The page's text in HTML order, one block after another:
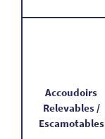
Accoudoirs
Relevables /
Escamotables